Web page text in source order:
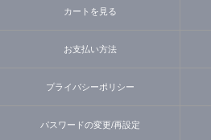
カートを見る
お支払い方法
プライバシーポリシー
パスワードの変更/再設定